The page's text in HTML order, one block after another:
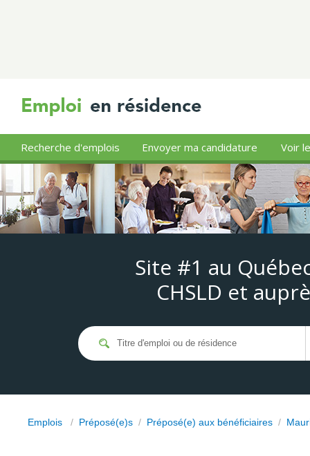
Recherche d'emplois Envoyer ma candidature Voir
Site #1 au
CHSLD et
Emplois / Préposé(e)s / Préposé(e) aux bénéficiaires /